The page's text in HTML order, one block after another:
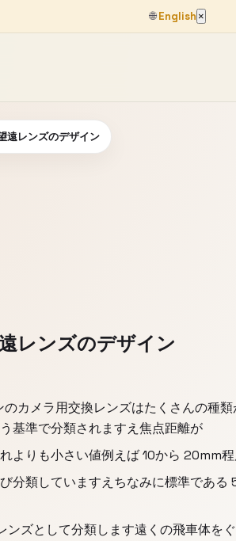
🌐English ×
遠レンズのデザイン
レンズのデザイン
カメラ用交換レンズはたくさんの種
基準で分類されますえ焦点距離が
よりも小さい値例えば 10から 20mm
分類していますえちなみに標準であ
ズとして分類します遠くの飛車体を